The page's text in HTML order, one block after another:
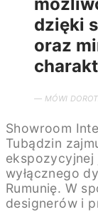
dzięki
oraz
— MÓWI
Showroom
Tubądzin
ekspozycyjnej
wyłącznego
Rumunię. W
designerów i